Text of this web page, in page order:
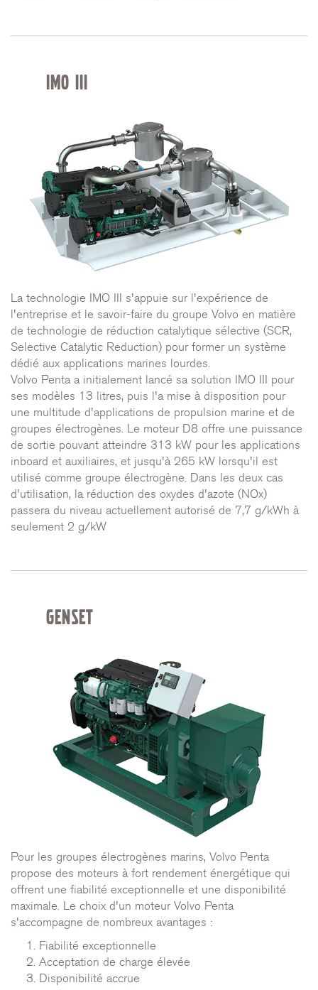
IMO III
La technologie IMO III s'appuie sur l'expérience de
l'entreprise et le savoir-faire du groupe Volvo en matière
de technologie de réduction catalytique sélective (SCR,
Selective Catalytic Reduction) pour former un système
dédié aux applications marines lourdes.
Volvo Penta a initialement lancé sa solution IMO III pour
ses modèles 13 litres, puis l'a mise à disposition pour
une multitude d'applications de propulsion marine et de
groupes électrogènes. Le moteur D8 offre une puissance
de sortie pouvant atteindre 313 kW pour les applications
inboard et auxiliaires, et jusqu'à 265 kW lorsqu'il est
utilisé comme groupe électrogène. Dans les deux cas
d'utilisation, la réduction des oxydes d'azote (NOx)
passera du niveau actuellement autorisé de 7,7 g/kWh à
seulement 2 g/kW
GENSET
Pour les groupes électrogènes marins, Volvo Penta
propose des moteurs à fort rendement énergétique qui
offrent une fiabilité exceptionnelle et une disponibilité
maximale. Le choix d'un moteur Volvo Penta
s'accompagne de nombreux avantages :
Fiabilité exceptionnelle
Acceptation de charge élevée
Disponibilité accrue